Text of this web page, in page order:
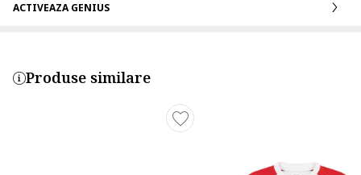
ACTIVEAZA GENIUS
Produse similare